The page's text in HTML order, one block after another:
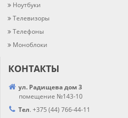
Ноутбуки
Телевизоры
Телефоны
Моноблоки
КОНТАКТЫ
ул. Радищева дом 3
помещение №143-10
Тел. +375 (44) 766-44-11